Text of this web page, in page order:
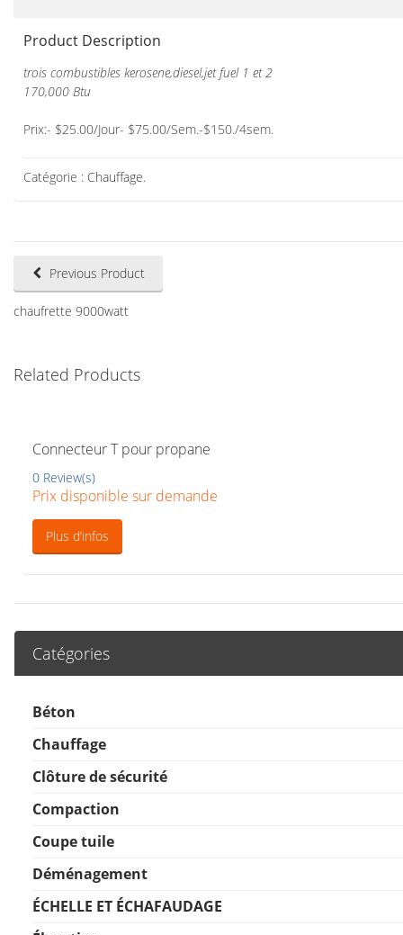
Product Description
trois combustibles kerosene,diesel,jet fuel 1 et 2
170,000 Btu
Prix:- $25.00/Jour- $75.00/Sem.-$150./4sem.
Catégorie : Chauffage.
Previous Product
chaufrette 9000watt
Related Products
Connecteur T pour propane
0 Review(s)
Prix disponible sur demande
Plus d’infos
Catégories
Béton
Chauffage
Clôture de sécurité
Compaction
Coupe tuile
Déménagement
ÉCHELLE ET ÉCHAFAUDAGE